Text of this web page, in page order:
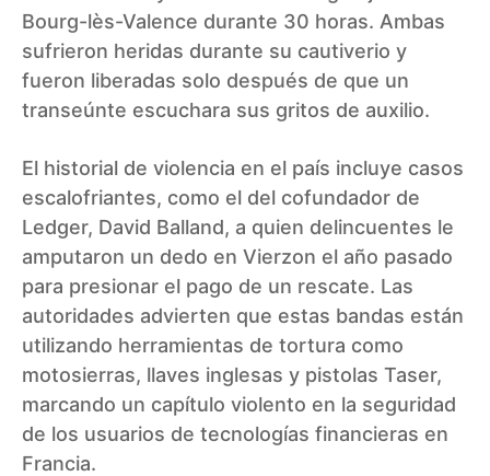
Bourg-lès-Valence durante 30 horas. Ambas
sufrieron heridas durante su cautiverio y
fueron liberadas solo después de que un
transeúnte escuchara sus gritos de auxilio.
El historial de violencia en el país incluye casos
escalofriantes, como el del cofundador de
Ledger, David Balland, a quien delincuentes le
amputaron un dedo en Vierzon el año pasado
para presionar el pago de un rescate. Las
autoridades advierten que estas bandas están
utilizando herramientas de tortura como
motosierras, llaves inglesas y pistolas Taser,
marcando un capítulo violento en la seguridad
de los usuarios de tecnologías financieras en
Francia.